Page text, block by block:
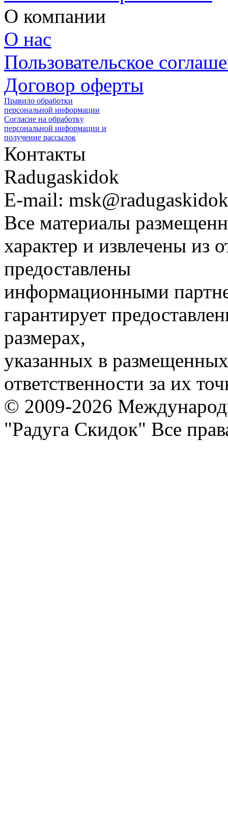
О компании
О нас
Пользовательское
Договор оферты
Правило обработки
персональной информации
Согласие на обработку
персональной информации и
получение рассылок
Контакты
Radugaskidok
E-mail:
Все материалы
характер и извлечены из
предоставлены
информационными
гарантирует
размерах,
указанных в
ответственности за их
© 2009-2026
"Радуга Скидок" Все